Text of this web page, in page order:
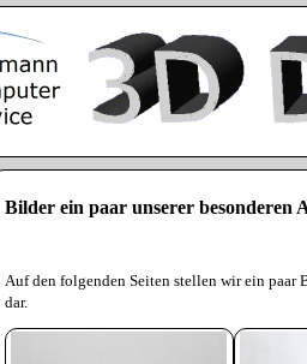
Bilder ein paar unserer besonderen
Auf den folgenden Seiten stellen wir ein paar
dar.